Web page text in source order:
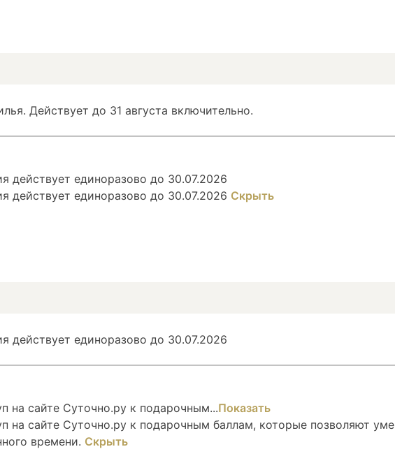
Действует до 31 августа включительно.
единоразово до 30.07.2026
единоразово до 30.07.2026 Скрыть
единоразово до 30.07.2026
на сайте Суточно.ру к подарочным...Показать
на сайте Суточно.ру к подарочным баллам, которые позволяют
времени. Скрыть